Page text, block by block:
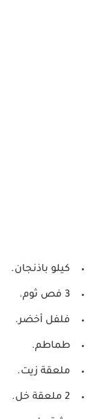
كيلو باذنجان.
3 فص ثوم.
فلفل أخضر.
طماطم.
ملعقة زيت.
2 ملعقة خل.